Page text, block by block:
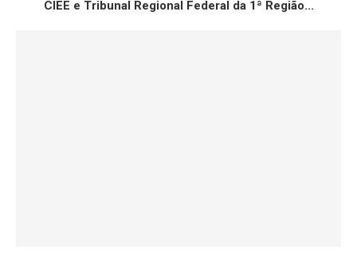
CIEE e Tribunal Regional Federal da 1ª Região...